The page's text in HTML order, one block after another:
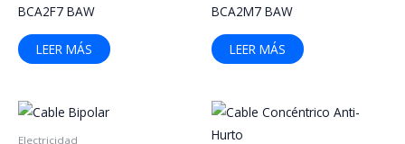
BCA2F7 BAW
LEER MÁS
BCA2M7 BAW
LEER MÁS
Electricidad